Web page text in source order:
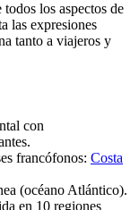
los aspectos de
las expresiones
tanto a viajeros y
con
francófonos: Costa
(océano Atlántico).
en 10 regiones